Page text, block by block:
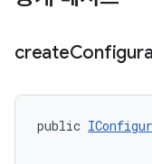
create
public